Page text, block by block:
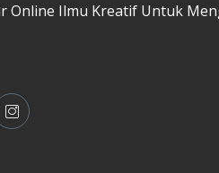
Online Ilmu Kreatif Untuk